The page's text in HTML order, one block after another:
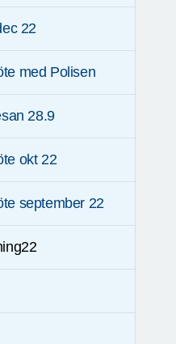
22
med Polisen
28.9
okt 22
september 22